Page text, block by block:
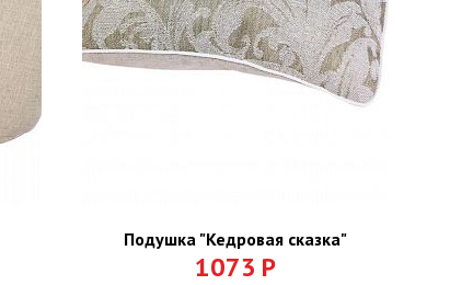
Подушка "Кедровая сказка"
1073 Р